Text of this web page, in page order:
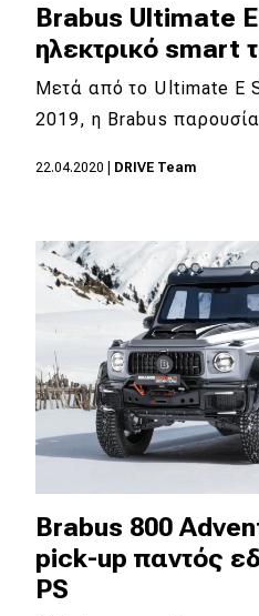
Brabus Ultimate
ηλεκτρικό smart
Μετά από το Ultimate E
2019, η Brabus
22.04.2020 DRIVE Team
Brabus 800
pick-up παντός
PS